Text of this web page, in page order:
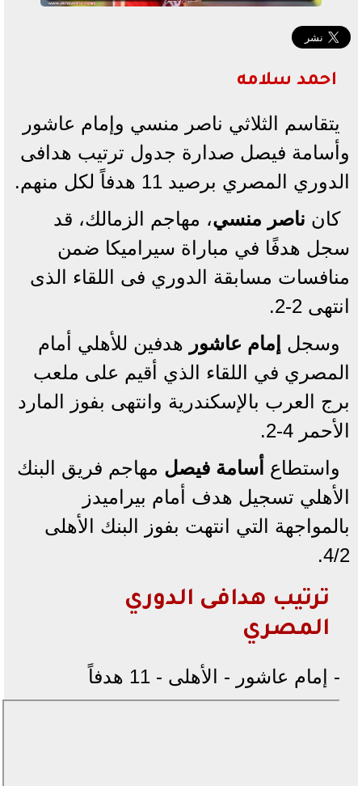
احمد سلامه
يتقاسم الثلاثي ناصر منسي وإمام عاشور
وأسامة فيصل صدارة جدول ترتيب هدافى
الدوري المصري برصيد 11 هدفاً لكل منهم.
كان ناصر منسي، مهاجم الزمالك، قد
سجل هدفًا في مباراة سيراميكا ضمن
منافسات مسابقة الدوري فى اللقاء الذى
انتهى 2-2.
وسجل إمام عاشور هدفين للأهلي أمام
المصري في اللقاء الذي أقيم على ملعب
برج العرب بالإسكندرية وانتهى بفوز المارد
الأحمر 4-2.
واستطاع أسامة فيصل مهاجم فريق البنك
الأهلي تسجيل هدف أمام بيراميدز
بالمواجهة التي انتهت بفوز البنك الأهلى
4/2.
ترتيب هدافى الدوري
المصري
- إمام عاشور - الأهلى - 11 هدفاً